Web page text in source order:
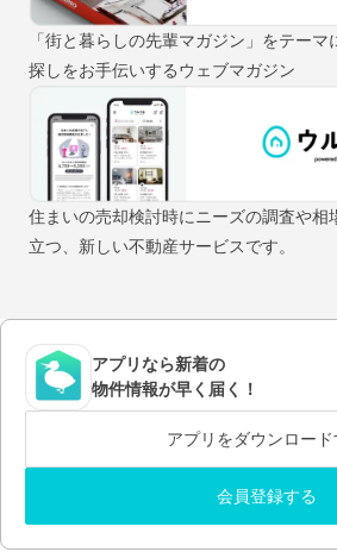
「街と暮らしの先輩マガジン」をテー
探しをお手伝いするウェブマガジン
住まいの売却検討時にニーズの調査や相
立つ、新しい不動産サービスです。
アプリなら新着の
物件情報が早く届く！
アプリをダウンロード
会員登録する